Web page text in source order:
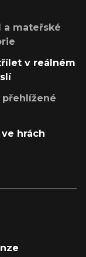
a mateřské
v reálném
hrách